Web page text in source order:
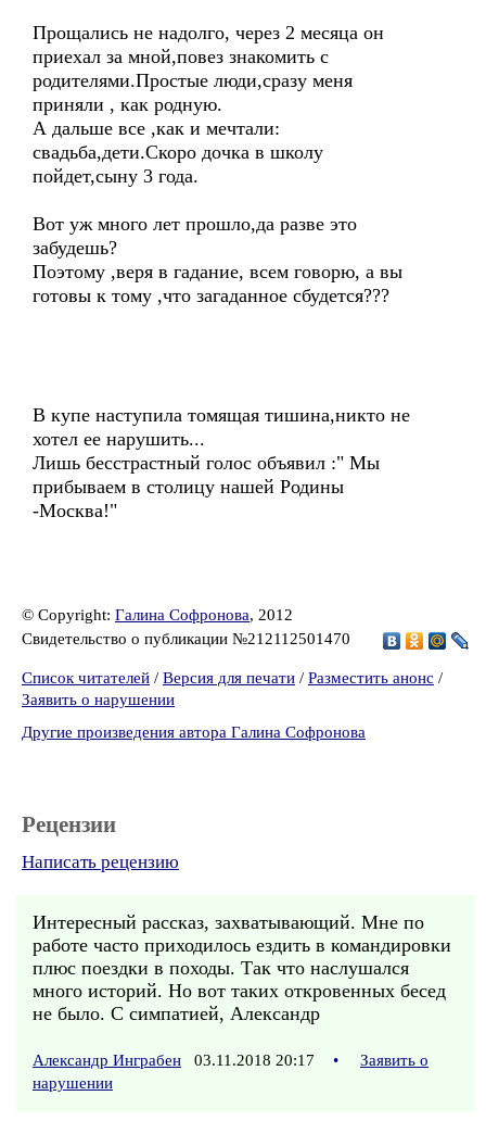
Прощались не надолго, через 2 месяца он
приехал за мной,повез знакомить с
родителями.Простые люди,сразу меня
приняли , как родную.
А дальше все ,как и мечтали:
свадьба,дети.Скоро дочка в школу
пойдет,сыну 3 года.
Вот уж много лет прошло,да разве это
забудешь?
Поэтому ,веря в гадание, всем говорю, а вы
готовы к тому ,что загаданное сбудется???
В купе наступила томящая тишина,никто не
хотел ее нарушить...
Лишь бесстрастный голос объявил :" Мы
прибываем в столицу нашей Родины
-Москва!"
© Copyright: Галина Софронова, 2012
Свидетельство о публикации №212112501470
Список читателей / Версия для печати / Разместить анонс /
Заявить о нарушении
Другие произведения автора Галина Софронова
Рецензии
Написать рецензию
Интересный рассказ, захватывающий. Мне по
работе часто приходилось ездить в командировки
плюс поездки в походы. Так что наслушался
много историй. Но вот таких откровенных бесед
не было. С симпатией, Александр
Александр Инграбен 03.11.2018 20:17 •
Заявить о
нарушении